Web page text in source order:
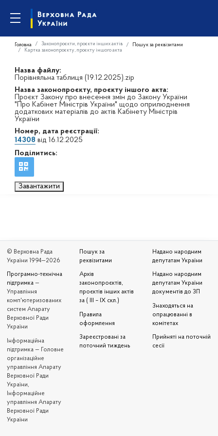
Головна Законопроєкти, проєкти інших актів
Пошук за реквізитами
Картка законопроєкту, проєкту іншого акта
Назва файлу:
Порівняльна таблиця (19.12.2025).zip
Назва законопроєкту, проєкту іншого акта:
Проєкт Закону про внесення змін до Закону України
"Про Кабінет Міністрів України" щодо оприлюднення
додаткових матеріалів до актів Кабінету Міністрів
України
Номер, дата реєстрації:
14308 від 16.12.2025
Поділитись:
Завантажити
© Верховна Рада
України 1994—2026
Програмно-технічна
підтримка —
Управління
комп'ютеризованих
систем Апарату
Верховної Ради
України
Iнформаційна
підтримка — Головне
організаційне
управління Апарату
Верховної Ради
України,
Інформаційне
управління Апарату
Верховної Ради
України
Пошук за
реквізитами
Архів
законопроєктів,
проєктів інших актів
за ( III – IX скл.)
Правила
оформлення
Зареєстровані за
поточний тиждень
Надано народним
депутатам України
Надано народним
депутатам України
документів до ЗП
Знаходяться на
опрацюванні в
комітетах
Прийняті на поточній
сесії